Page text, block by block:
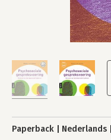
Paperback Nederlands